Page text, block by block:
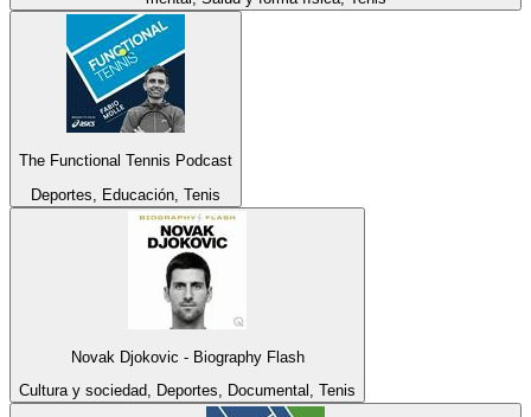
The Functional Tennis Podcast
Deportes, Educación, Tenis
Novak Djokovic - Biography Flash
Cultura y sociedad, Deportes, Documental, Tenis